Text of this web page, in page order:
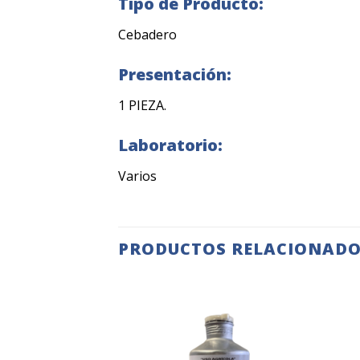
Cebadero
Presentación:
1 PIEZA.
Laboratorio:
Varios
PRODUCTOS